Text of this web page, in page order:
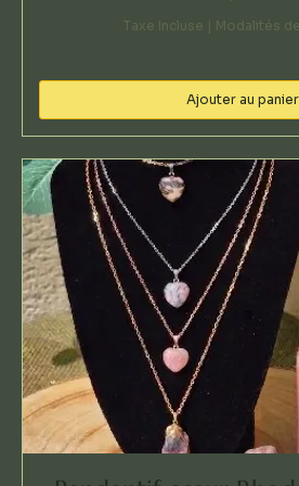
Taxe Incluse | Modalités
Ajouter au panier